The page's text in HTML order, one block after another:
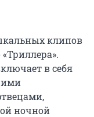
клипов
в себя
ночной